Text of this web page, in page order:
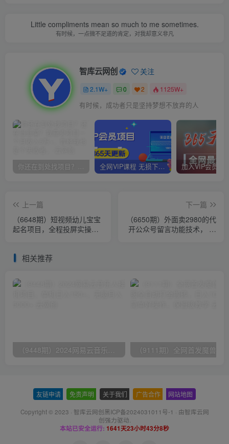
Little compliments mean so much to me sometimes.
有时候，一点微不足道的肯定，对我却意义非凡
智库云网创 关注
2.1W+ 0 2 1125W+
有时候，成功者只是坚持梦想不放弃的人
你还在到处找项目？还在当韭菜？我靠卖项目一个月收入5万+，曾经我也是个失败者。 全网VIP课程 无损下载~
上一篇
（6648期）短视频幼儿宝宝
起名项目，全程投屏实操，
下一篇
（6650期）外面卖2980的代
开公众号留言功能技术， 一
相关推荐
友链申请 免责声明 关于我们 广告合作 网站地图
Copyright © 2023 · 智库云网创黑ICP备2024031011号-1 · 由智库云网
创强力驱动.
本站已安全运行: 1641天23小时43分9秒